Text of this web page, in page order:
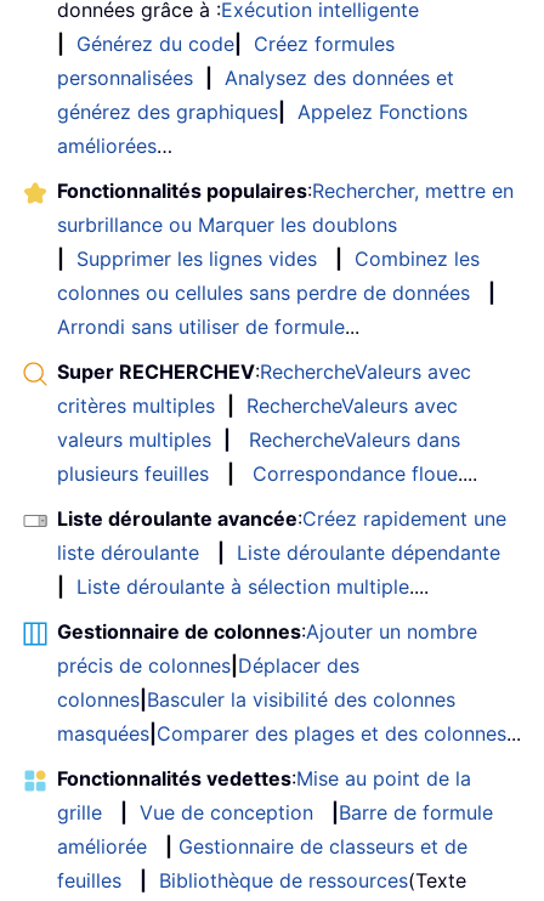
données grâce à :Exécution intelligente
Générez du code
Créez formules
personnalisées
Analysez des données et
générez des graphiques
Appelez Fonctions
améliorées…
Fonctionnalités populaires:Rechercher, mettre en
surbrillance ou Marquer les doublons
Supprimer les lignes vides
Combinez les
colonnes ou cellules sans perdre de données
Arrondi sans utiliser de formule...
Super RECHERCHEV:RechercheValeurs avec
critères multiples
RechercheValeurs avec
valeurs multiples
RechercheValeurs dans
plusieurs feuilles
Correspondance floue....
Liste déroulante avancée:Créez rapidement une
liste déroulante
Liste déroulante dépendante
Liste déroulante à sélection multiple....
Gestionnaire de colonnes:Ajouter un nombre
précis de colonnes Déplacer des
colonnes Basculer la visibilité des colonnes
masquées Comparer des plages et des colonnes...
Fonctionnalités vedettes:Mise au point de la
grille
Vue de conception
Barre de formule
améliorée
Gestionnaire de classeurs et de
feuilles
Bibliothèque de ressources(Texte